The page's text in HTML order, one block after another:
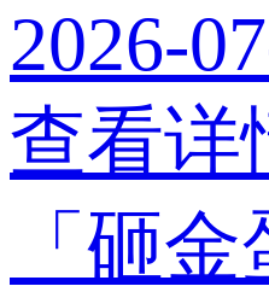
2026-
查看详
「砸